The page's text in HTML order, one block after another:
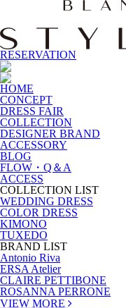
RESERVATION
HOME
CONCEPT
DRESS FAIR
COLLECTION
DESIGNER BRAND
ACCESSORY
BLOG
FLOW・Q＆A
ACCESS
COLLECTION LIST
WEDDING DRESS
COLOR DRESS
KIMONO
TUXEDO
BRAND LIST
Antonio Riva
ERSA Atelier
CLAIRE PETTIBONE
ROSANNA PERRONE
VIEW MORE